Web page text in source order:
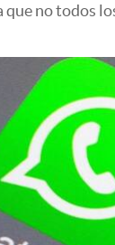
no todos